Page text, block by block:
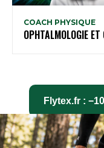
COACH PHYSIQUE
OPHTALMOLOGIE ET
Flytex.fr :